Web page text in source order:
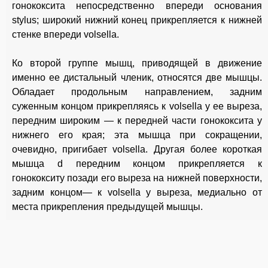
гонококсита непосредственно впереди основания
stylus; широкий нижний конец прикрепляется к нижней
стенке впереди volsella.
Ко второй группе мышц, приводящей в движение
именно ее дистальный членик, относятся две мышцы.
Обладает продольным направлением, задним
суженным концом прикрепляясь к volsella у ее выреза,
передним широким — к передней части гонококсита у
нижнего его края; эта мышца при сокращении,
очевидно, пригибает volsella. Другая более короткая
мышца d передним концом прикрепляется к
гонококситу позади его выреза на нижней поверхности,
задним концом— к volsella у выреза, медиально от
места прикрепления предыдущей мышцы.